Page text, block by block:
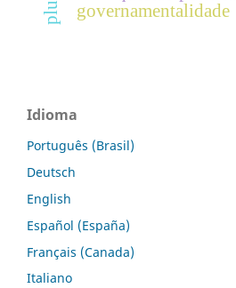
governamentalidade
Idioma
Português (Brasil)
Deutsch
English
Español (España)
Français (Canada)
Italiano